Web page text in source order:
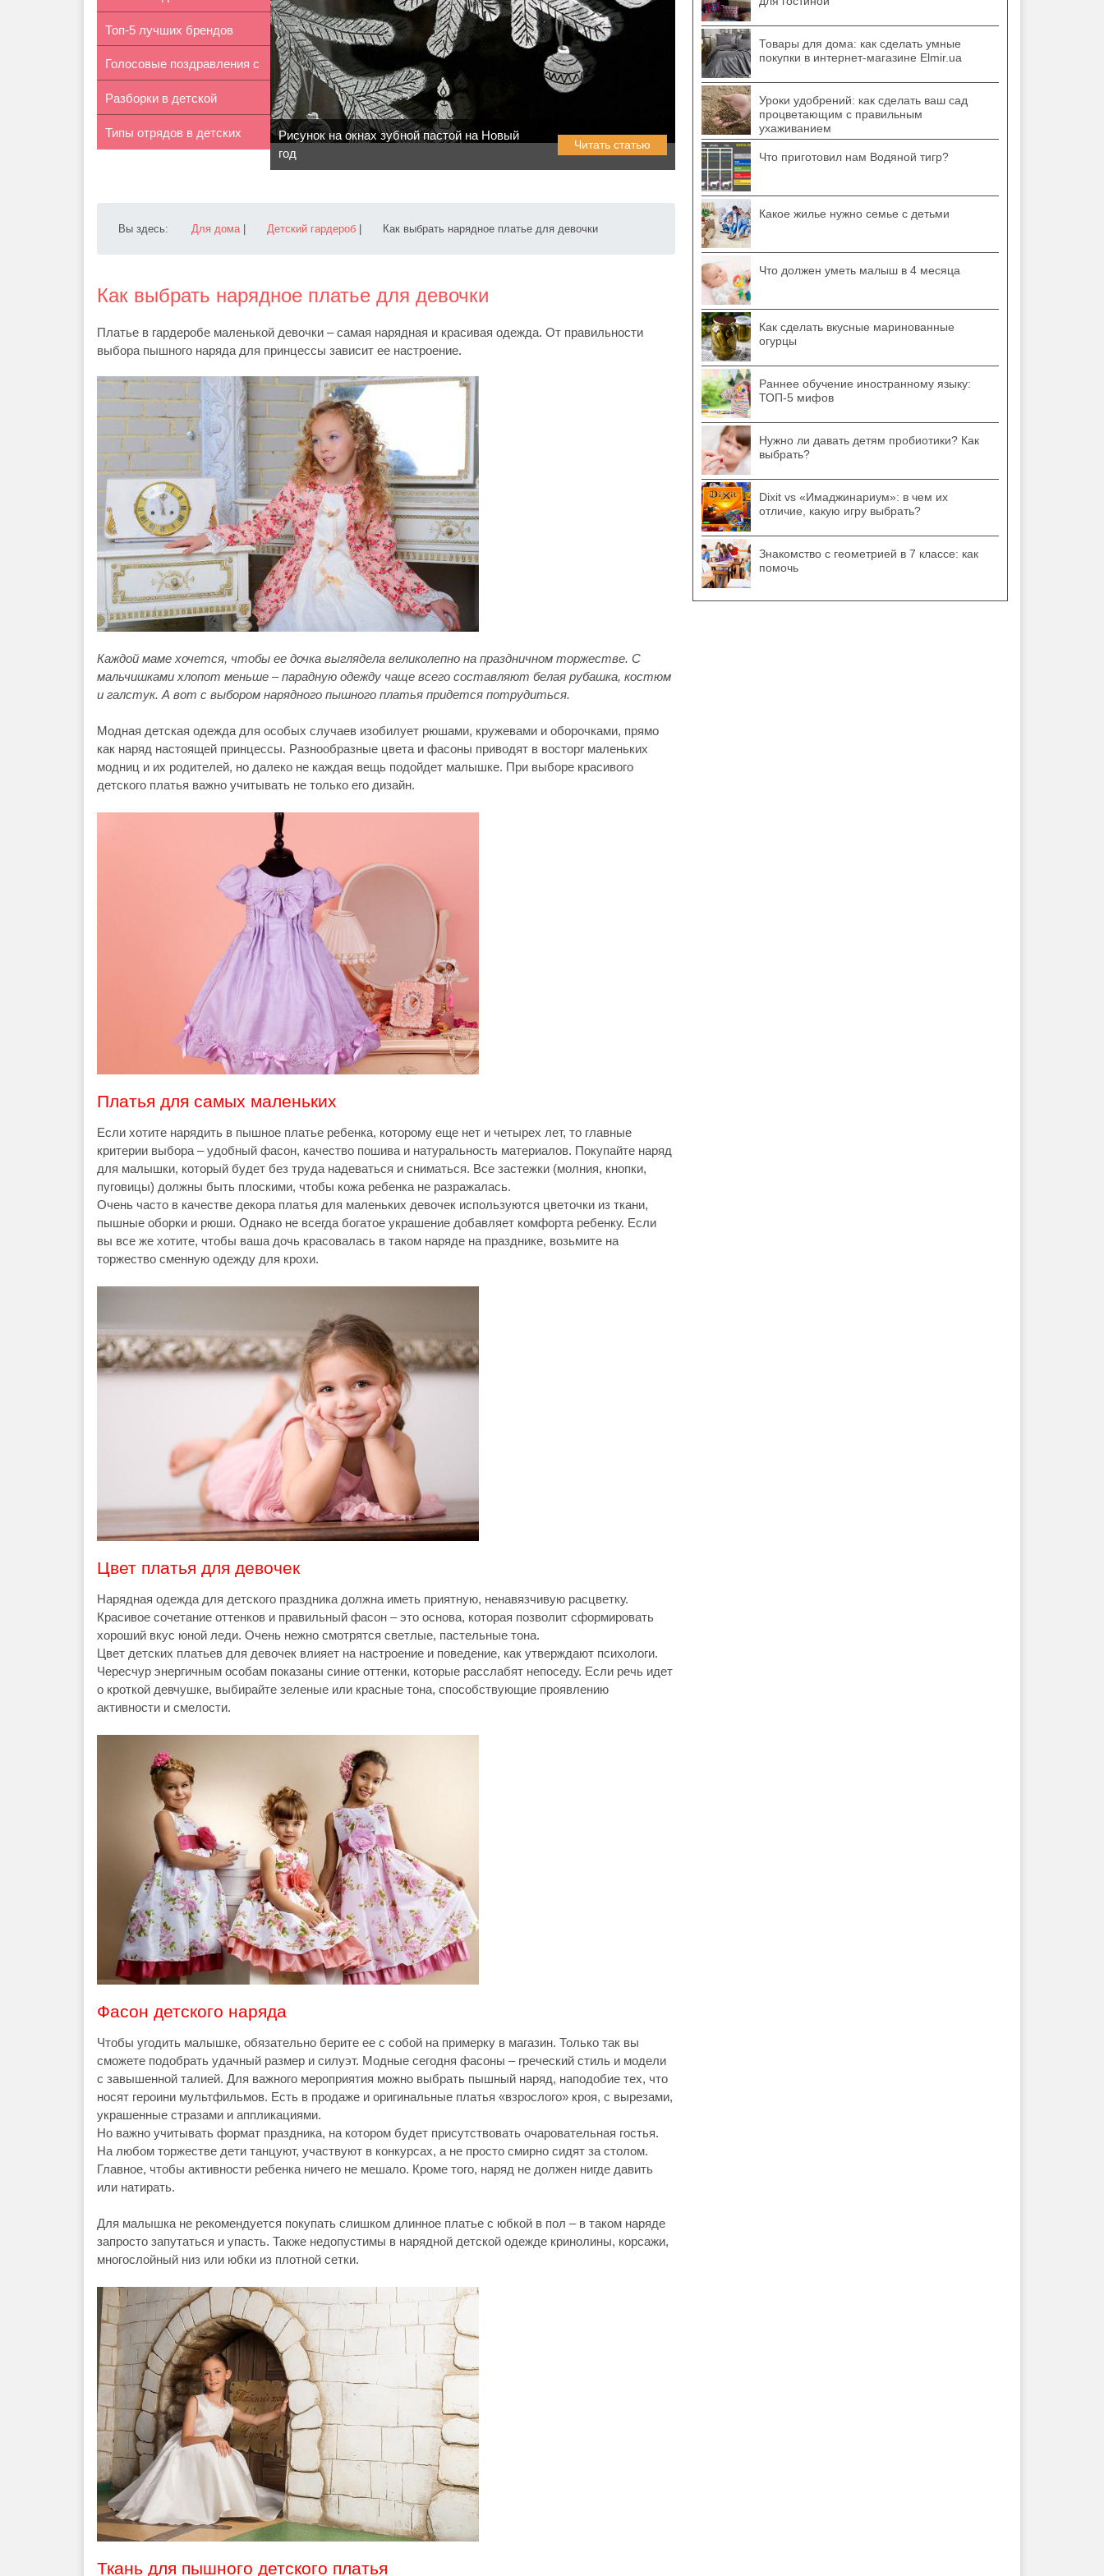
как ему...
Топ-5 лучших брендов
детской по...
Голосовые поздравления с
рожден...
Разборки в детской
песочнице
Типы отрядов в детских
Рисунок на окнах зубной пастой на Новый
год
Читать статью
Вы здесь: Для дома Детский гардероб Как выбрать нарядное платье для девочки
Как выбрать нарядное платье для девочки
Платье в гардеробе маленькой девочки – самая нарядная и красивая одежда. От правильности
выбора пышного наряда для принцессы зависит ее настроение.
Каждой маме хочется, чтобы ее дочка выглядела великолепно на праздничном торжестве. С
мальчишками хлопот меньше – парадную одежду чаще всего составляют белая рубашка, костюм
и галстук. А вот с выбором нарядного пышного платья придется потрудиться.
Модная детская одежда для особых случаев изобилует рюшами, кружевами и оборочками, прямо
как наряд настоящей принцессы. Разнообразные цвета и фасоны приводят в восторг маленьких
модниц и их родителей, но далеко не каждая вещь подойдет малышке. При выборе красивого
детского платья важно учитывать не только его дизайн.
Платья для самых маленьких
Если хотите нарядить в пышное платье ребенка, которому еще нет и четырех лет, то главные
критерии выбора – удобный фасон, качество пошива и натуральность материалов. Покупайте наряд
для малышки, который будет без труда надеваться и сниматься. Все застежки (молния, кнопки,
пуговицы) должны быть плоскими, чтобы кожа ребенка не разражалась.
Очень часто в качестве декора платья для маленьких девочек используются цветочки из ткани,
пышные оборки и рюши. Однако не всегда богатое украшение добавляет комфорта ребенку. Если
вы все же хотите, чтобы ваша дочь красовалась в таком наряде на празднике, возьмите на
торжество сменную одежду для крохи.
Цвет платья для девочек
Нарядная одежда для детского праздника должна иметь приятную, ненавязчивую расцветку.
Красивое сочетание оттенков и правильный фасон – это основа, которая позволит сформировать
хороший вкус юной леди. Очень нежно смотрятся светлые, пастельные тона.
Цвет детских платьев для девочек влияет на настроение и поведение, как утверждают психологи.
Чересчур энергичным особам показаны синие оттенки, которые расслабят непоседу. Если речь идет
о кроткой девчушке, выбирайте зеленые или красные тона, способствующие проявлению
активности и смелости.
Фасон детского наряда
Чтобы угодить малышке, обязательно берите ее с собой на примерку в магазин. Только так вы
сможете подобрать удачный размер и силуэт. Модные сегодня фасоны – греческий стиль и модели
с завышенной талией. Для важного мероприятия можно выбрать пышный наряд, наподобие тех, что
носят героини мультфильмов. Есть в продаже и оригинальные платья «взрослого» кроя, с вырезами,
украшенные стразами и аппликациями.
Но важно учитывать формат праздника, на котором будет присутствовать очаровательная гостья.
На любом торжестве дети танцуют, участвуют в конкурсах, а не просто смирно сидят за столом.
Главное, чтобы активности ребенка ничего не мешало. Кроме того, наряд не должен нигде давить
или натирать.
Для малышка не рекомендуется покупать слишком длинное платье с юбкой в пол – в таком наряде
запросто запутаться и упасть. Также недопустимы в нарядной детской одежде кринолины, корсажи,
многослойный низ или юбки из плотной сетки.
Ткань для пышного детского платья
Товары для дома: как сделать умные
покупки в интернет-магазине Elmir.ua
Уроки удобрений: как сделать ваш сад
процветающим с правильным
ухаживанием
Что приготовил нам Водяной тигр?
Какое жилье нужно семье с детьми
Что должен уметь малыш в 4 месяца
Как сделать вкусные маринованные
огурцы
Раннее обучение иностранному языку:
ТОП-5 мифов
Нужно ли давать детям пробиотики? Как
выбрать?
Dixit vs «Имаджинариум»: в чем их
отличие, какую игру выбрать?
Знакомство с геометрией в 7 классе: как
помочь